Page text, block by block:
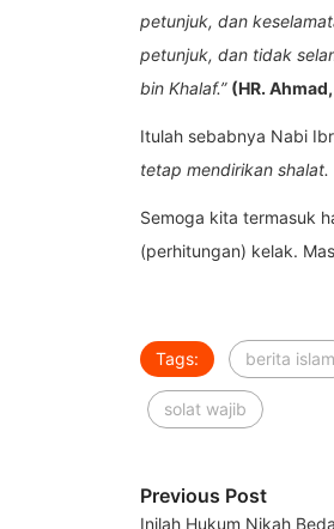
petunjuk, dan
petunjuk, dan tidak
bin Khalaf.” (HR.
Itulah sebabnya Nabi
tetap mendirikan
Semoga kita termasuk
(perhitungan) kelak.
Tags: berita islam
solat wajib
Previous Post
Inilah Hukum Nikah